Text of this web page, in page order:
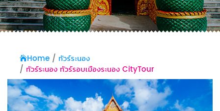
Home
ทัวร์ระนอง
ทัวร์ระนอง ทัวร์รอบเมืองระนอง CityTour